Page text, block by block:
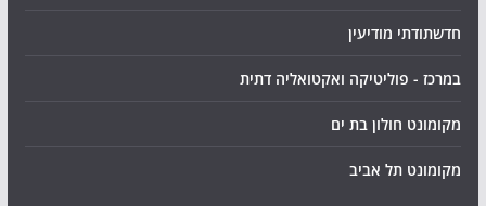
חדשתודתי מודיעין
במרכז - פוליטיקה ואקטואליה דתית
מקומונט חולון בת ים
מקומונט תל אביב